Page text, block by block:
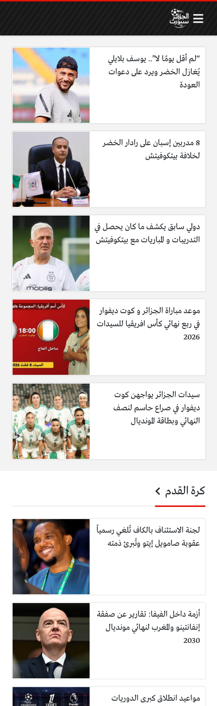
“لم أقل يومًا لا”.. يوسف بلايلي
يُغازل الخضر ويرد على دعوات
العودة
8 مدربين إسبان على رادار الخضر
لخلافة بيتكوفيتش
دولي سابق يكشف ما كان يحصل في
التدريبات و المباريات مع بيتكوفيتش
موعد مباراة الجزائر و كوت ديفوار
في ربع نهائي كأس افريقيا للسيدات
2026
سيدات الجزائر يواجهن كوت
ديفوار في صراع حاسم لنصف
النهائي وبطاقة المونديال
كرة القدم
لجنة الاستئناف بالكاف تُلغي رسمياً
عقوبة صامويل إيتو وتُبرئ ذمته
أزمة داخل الفيفا: تقارير عن صفقة
إنفانتينو والمغرب لنهائي مونديال
2030
مواعيد انطلاق كبرى الدوريات